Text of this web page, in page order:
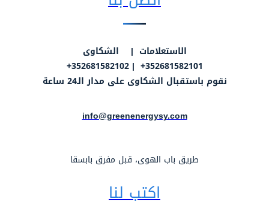
الاستعلامات | الشكاوى
352681582101+ | 352681582102+
نقوم باستقبال الشكاوى على مدار الـ24 ساعة
info@greenenergysy.com
طريق باب الهوى، قبل مفرق بابسقا
اكتب لنا